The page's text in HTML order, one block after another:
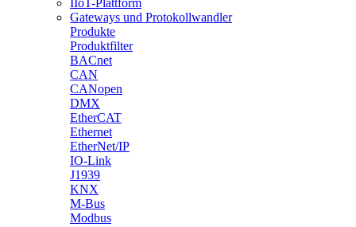
IIoT-Plattform
Gateways und Protokollwandler
Produkte
Produktfilter
BACnet
CAN
CANopen
DMX
EtherCAT
Ethernet
EtherNet/IP
IO-Link
J1939
KNX
M-Bus
Modbus